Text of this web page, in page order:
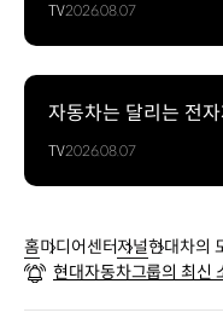
TV2026.08.07
자동차는 달리는 전
TV2026.08.07
홈미디어센터저널현대차의
현대자동차그룹의 최신